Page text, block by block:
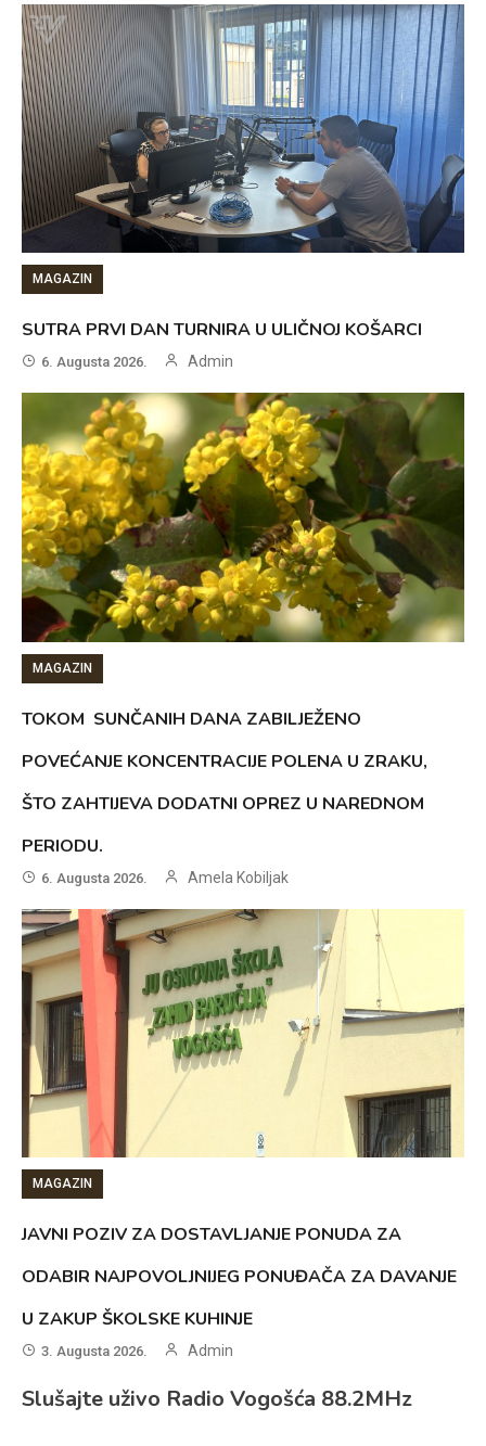
MAGAZIN
SUTRA PRVI DAN TURNIRA U ULIČNOJ KOŠARCI
6. Augusta 2026. Admin
MAGAZIN
TOKOM SUNČANIH DANA ZABILJEŽENO
POVEĆANJE KONCENTRACIJE POLENA U ZRAKU,
ŠTO ZAHTIJEVA DODATNI OPREZ U NAREDNOM
PERIODU.
6. Augusta 2026. Amela Kobiljak
MAGAZIN
JAVNI POZIV ZA DOSTAVLJANJE PONUDA ZA
ODABIR NAJPOVOLJNIJEG PONUĐAČA ZA DAVANJE
U ZAKUP ŠKOLSKE KUHINJE
3. Augusta 2026. Admin
Slušajte uživo Radio Vogošća 88.2MHz